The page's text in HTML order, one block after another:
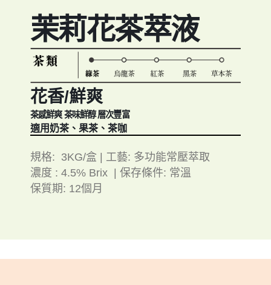
茉莉花茶萃液
花香/鮮爽
茶感鮮爽 茶味鮮醇 層次豐富
適用奶茶、果茶、茶咖
規格: 3KG/盒 | 工藝: 多功能常壓萃取
濃度 : 4.5% Brix | 保存條件: 常溫
保質期: 12個月